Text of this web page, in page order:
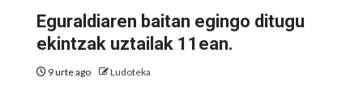
Eguraldiaren baitan egingo ditugu
ekintzak uztailak 11ean.
9 urte ago Ludoteka